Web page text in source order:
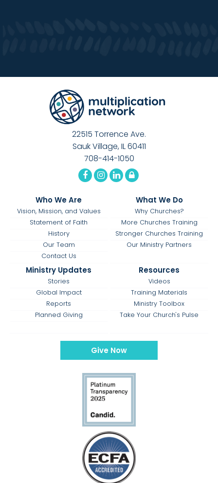
22515 Torrence Ave.
Sauk Village, IL 60411
708-414-1050
Who We Are
Vision, Mission, and Values
Statement of Faith
History
Our Team
Contact Us
What We Do
Why Churches?
More Churches Training
Stronger Churches Training
Our Ministry Partners
Ministry Updates
Stories
Global Impact
Reports
Planned Giving
Resources
Videos
Training Materials
Ministry Toolbox
Take Your Church's Pulse
Give Now